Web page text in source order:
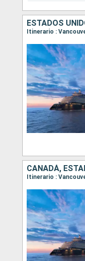
ESTADOS
Itinerario :
CANADÁ,